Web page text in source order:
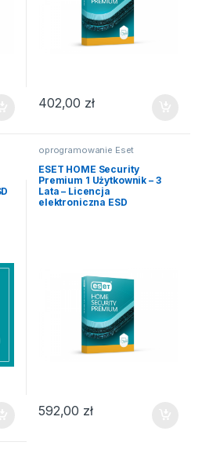
402,00 zł
oprogramowanie Eset
ESET HOME Security
Premium 1 Użytkownik – 3
Lata – Licencja
elektroniczna ESD
592,00 zł